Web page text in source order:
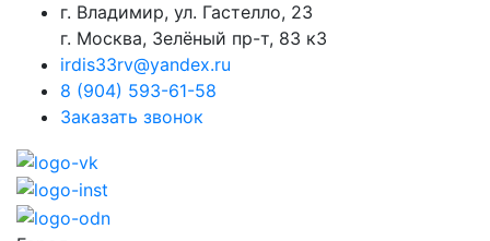
г. Владимир, ул. Гастелло, 23
г. Москва, Зелёный пр-т, 83 к3
irdis33rv@yandex.ru
8 (904) 593-61-58
Заказать звонок